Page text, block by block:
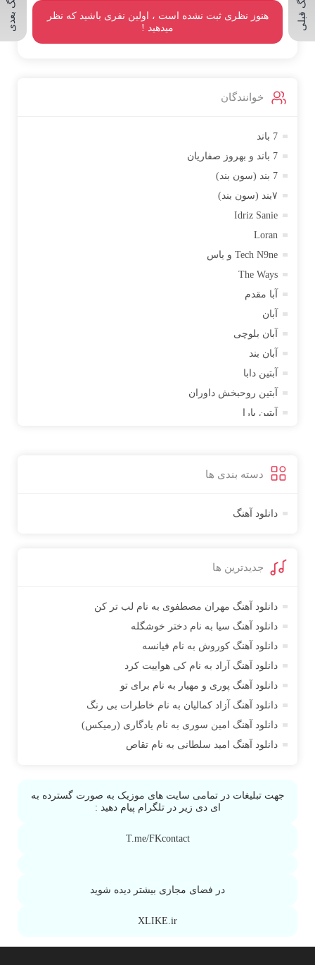
هنوز نظری ثبت نشده است ، اولین نفری باشید که نظر
میدهید !
خوانندگان
7 باند
7 باند و بهروز صفاریان
7 بند (سون بند)
۷بند (سون بند)
Idriz Sanie
Loran
Tech N9ne و یاس
The Ways
آبا مقدم
آبان
آبان بلوچی
آبان بند
آبتین دابا
آبتین روحبخش داوران
آبتین یارا
آدرین آذری
آدین
آراد شاک
آراز
آراز آرا
آراز المان
آراز نصیری
آراکو
آراکوم
آران
آران براتی
آرتان گادلی
دسته بندی ها
دانلود آهنگ
جدیدترین ها
دانلود آهنگ مهران مصطفوی به نام لب تر کن
دانلود آهنگ سیا به نام دختر خوشگله
دانلود آهنگ کوروش به نام فیانسه
دانلود آهنگ آراد به نام کی هواییت کرد
دانلود آهنگ پوری و مهیار به نام برای تو
دانلود آهنگ آزاد کمالیان به نام خاطرات بی رنگ
دانلود آهنگ امین سوری به نام یادگاری (رمیکس)
دانلود آهنگ امید سلطانی به نام تقاص
جهت تبلیغات در تمامی سایت های موزیک به صورت گسترده به
ای دی زیر در تلگرام پیام دهید :
T.me/FKcontact
در فضای مجازی بیشتر دیده شوید
XLIKE.ir